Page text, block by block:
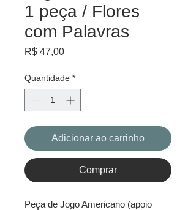
1 peça / Flores
com Palavras
R$ 47,00Preço
Quantidade *
Adicionar ao carrinho
Comprar
Peça de Jogo Americano (apoio